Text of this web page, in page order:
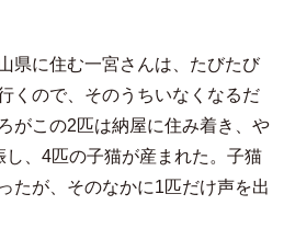
県に住む一宮さんは、たびたび
くので、そのうちいなくなるだ
がこの2匹は納屋に住み着き、や
、4匹の子猫が産まれた。子猫
たが、そのなかに1匹だけ声を出